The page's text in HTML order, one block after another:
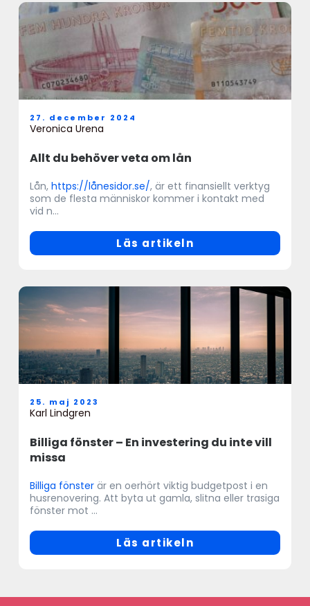
Allt du behöver veta om lån
27. december 2024
Veronica Urena
Lån, https://lånesidor.se/, är ett finansiellt verktyg
som de flesta människor kommer i kontakt med
vid n...
Läs artikeln
Billiga fönster – En investering du inte vill
missa
25. maj 2023
Karl Lindgren
Billiga fönster är en oerhört viktig budgetpost i en
husrenovering. Att byta ut gamla, slitna eller trasiga
fönster mot ...
Läs artikeln